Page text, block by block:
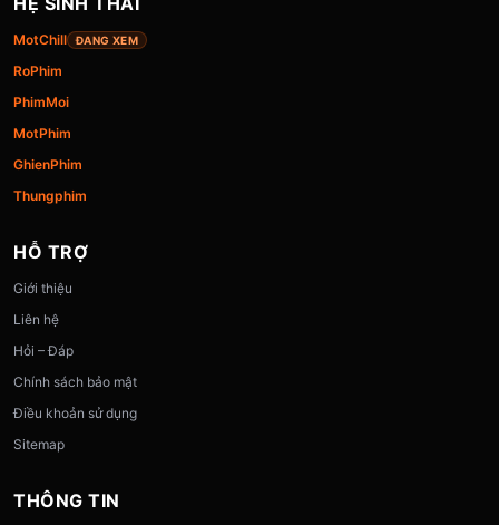
MotChill ĐANG XEM
RoPhim
PhimMoi
MotPhim
GhienPhim
Thungphim
HỖ TRỢ
Giới thiệu
Liên hệ
Hỏi – Đáp
Chính sách bảo mật
Điều khoản sử dụng
Sitemap
THÔNG TIN